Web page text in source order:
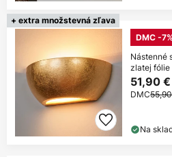
+ extra množstevná zľava
DMC -
Nástenné
zlatej fólie
51,90 €
DMC
Na